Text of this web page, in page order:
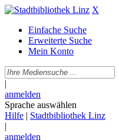
X
Einfache Suche
Erweiterte Suche
Mein Konto
|
anmelden
Sprache auswählen
Hilfe | Stadtbibliothek Linz
|
anmelden